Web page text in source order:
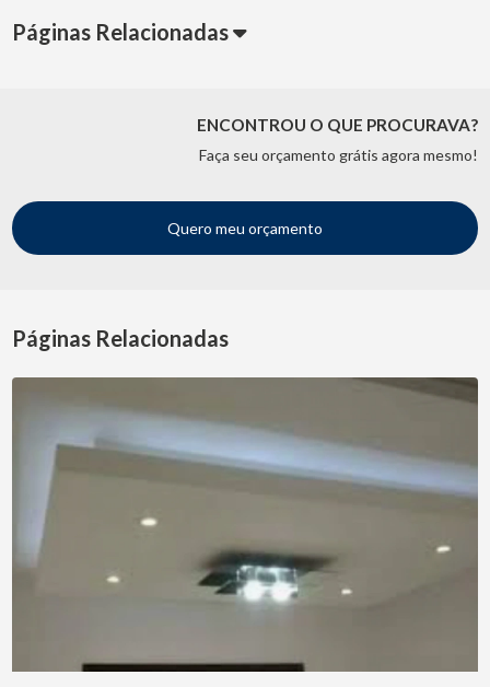
Páginas Relacionadas
ENCONTROU O QUE PROCURAVA?
Faça seu orçamento grátis agora mesmo!
Quero meu orçamento
Páginas Relacionadas